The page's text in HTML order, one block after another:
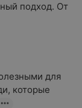
подход. От
для
которые